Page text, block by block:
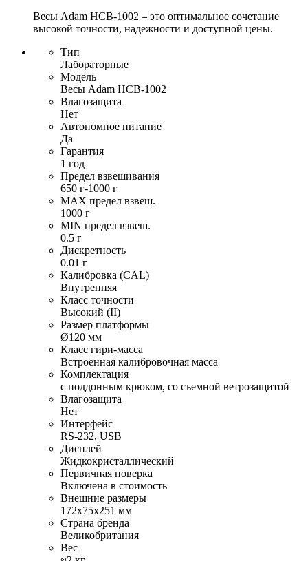
Весы Adam HCB-1002 – это оптимальное сочетание
высокой точности, надежности и доступной цены.
Тип
Лабораторные
Модель
Весы Adam HCB-1002
Влагозащита
Нет
Автономное питание
Да
Гарантия
1 год
Предел взвешивания
650 г-1000 г
MAX предел взвеш.
1000 г
MIN предел взвеш.
0.5 г
Дискретность
0.01 г
Калибровка (CAL)
Внутренняя
Класс точности
Высокий (II)
Размер платформы
Ø120 мм
Класс гири-масса
Встроенная калибровочная масса
Комплектация
с поддонным крюком, со съемной ветрозащитой
Влагозащита
Нет
Интерфейс
RS-232, USB
Дисплей
Жидкокристаллический
Первичная поверка
Включена в стоимость
Внешние размеры
172х75х251 мм
Страна бренда
Великобритания
Вес